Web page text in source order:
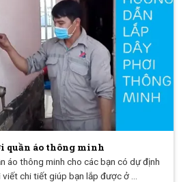
quần áo thông minh
áo thông minh cho các bạn có dự định
chi tiết giúp bạn lắp được ở ...